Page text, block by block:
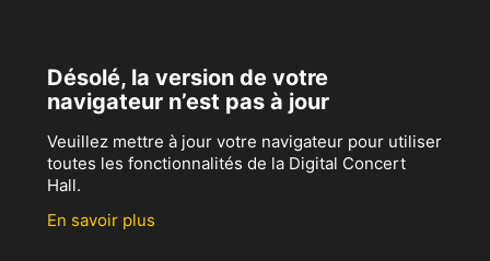
Désolé, la version de votre
navigateur n’est pas à jour
Veuillez mettre à jour votre navigateur pour utiliser
toutes les fonctionnalités de la Digital Concert
Hall.
En savoir plus